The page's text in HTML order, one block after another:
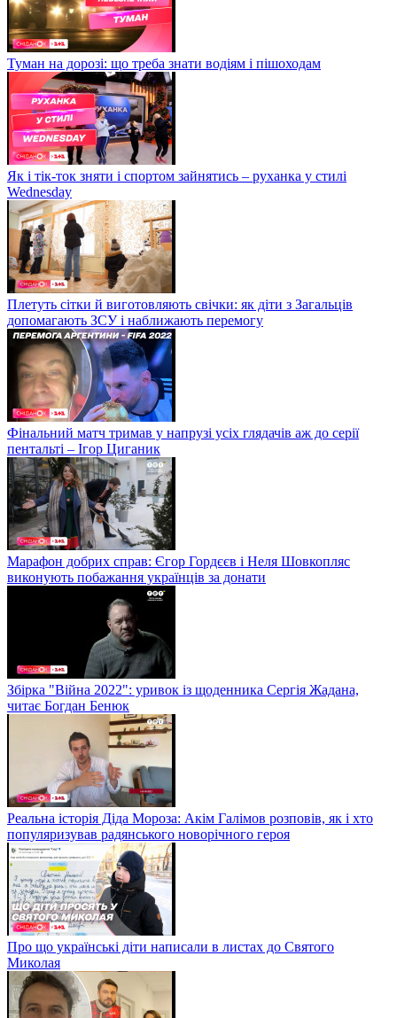
Туман на дорозі: що треба знати водіям і пішоходам
Як і тік-ток зняти і спортом зайнятись – руханка у стилі
Wednesday
Плетуть сітки й виготовляють свічки: як діти з Загальців
допомагають ЗСУ і наближають перемогу
Фінальний матч тримав у напрузі усіх глядачів аж до серії
пентальті – Ігор Циганик
Марафон добрих справ: Єгор Гордєєв і Неля Шовкопляс
виконують побажання українців за донати
Збірка "Війна 2022": уривок із щоденника Сергія Жадана,
читає Богдан Бенюк
Реальна історія Діда Мороза: Акім Галімов розповів, як і хто
популяризував радянського новорічного героя
Про що українські діти написали в листах до Святого
Миколая